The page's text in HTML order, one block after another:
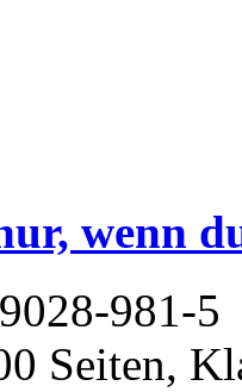
wenn
981-5
Seiten,